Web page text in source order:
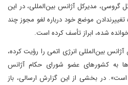
گروسی، مدیرکل آژانس بین‌المللی، در این
تغییر‌ندادن موضع خود درباره لغو مجوز چند
شده، ابراز تأسف کرده است.
بین‌المللی انرژی اتمی را رؤیت کرده،
به کشورهای عضو شورای حکام آژانس
در بخشی از این گزارش ارسالی، باز